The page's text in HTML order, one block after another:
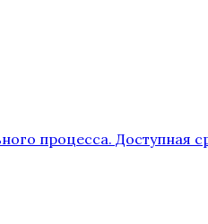
процесса. Доступная